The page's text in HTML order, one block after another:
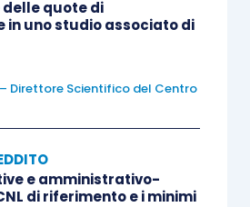
trasmesso dalla società
fisiche deve risultare la
di partecipazione del socio
reddito dominicale dei terreni
dei fabbricati non locati per
quote di
in uno studio associato di
Direttore Scientifico del Centro
e amministrativo-
di riferimento e i minimi